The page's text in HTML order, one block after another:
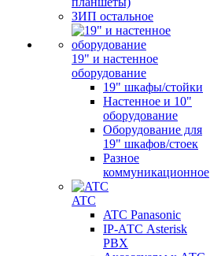
ЗИП остальное
19" и настенное
оборудование
19" шкафы/стойки
Настенное и 10"
оборудование
Оборудование для
19" шкафов/стоек
Разное
коммуникационное
ATC
ATC Panasonic
IP-АТС Asterisk
PBX